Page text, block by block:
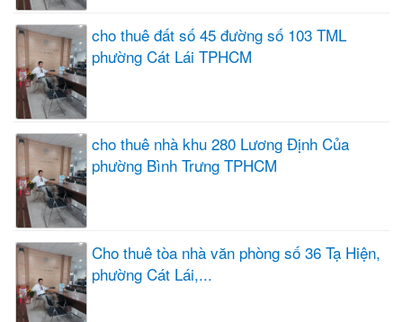
cho thuê đất số 45 đường số 103 TML
phường Cát Lái TPHCM
cho thuê nhà khu 280 Lương Định Của
phường Bình Trưng TPHCM
Cho thuê tòa nhà văn phòng số 36 Tạ Hiện,
phường Cát Lái,...